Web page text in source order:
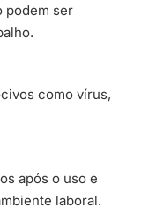
podem ser
como vírus,
após o uso e
laboral.